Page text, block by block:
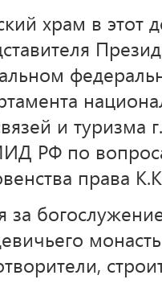
храм в этот
и туризма
РФ по
права
за